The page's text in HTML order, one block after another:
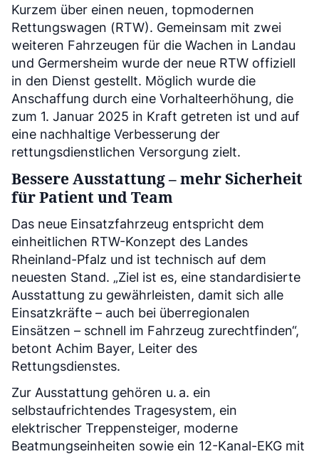
Kurzem über einen neuen, topmodernen
Rettungswagen (RTW). Gemeinsam mit zwei
weiteren Fahrzeugen für die Wachen in Landau
und Germersheim wurde der neue RTW offiziell
in den Dienst gestellt. Möglich wurde die
Anschaffung durch eine Vorhalteerhöhung, die
zum 1. Januar 2025 in Kraft getreten ist und auf
eine nachhaltige Verbesserung der
rettungsdienstlichen Versorgung zielt.
Bessere Ausstattung – mehr Sicherheit
für Patient und Team
Das neue Einsatzfahrzeug entspricht dem
einheitlichen RTW-Konzept des Landes
Rheinland-Pfalz und ist technisch auf dem
neuesten Stand. „Ziel ist es, eine standardisierte
Ausstattung zu gewährleisten, damit sich alle
Einsatzkräfte – auch bei überregionalen
Einsätzen – schnell im Fahrzeug zurechtfinden“,
betont Achim Bayer, Leiter des
Rettungsdienstes.
Zur Ausstattung gehören u. a. ein
selbstaufrichtendes Tragesystem, ein
elektrischer Treppensteiger, moderne
Beatmungseinheiten sowie ein 12-Kanal-EKG mit